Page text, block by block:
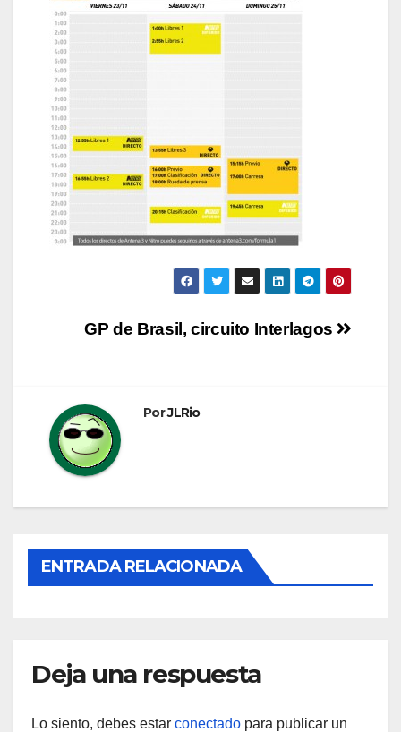
Navegación
entradas
GP de Brasil, circuito Interlagos
PorJLRio
ENTRADA RELACIONADA
Deja una respuesta
Lo siento, debes estar conectado para publicar un